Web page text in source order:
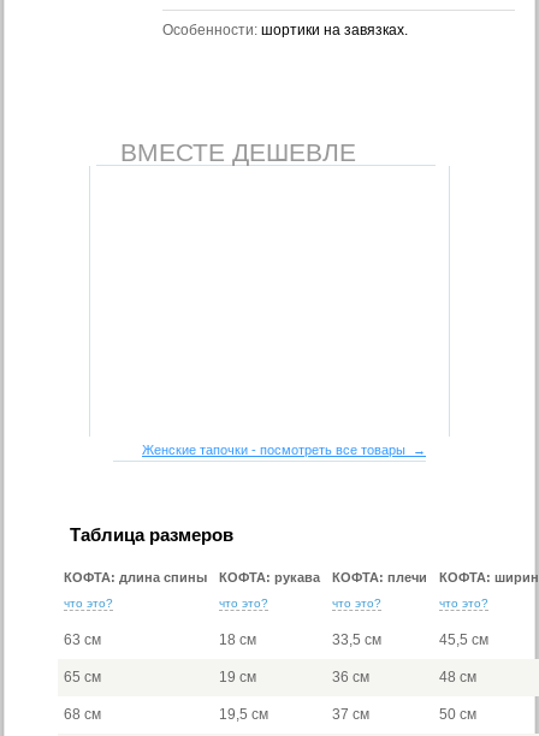
Особенности: шортики на завязках.
ВМЕСТЕ ДЕШЕВЛЕ
Женские тапочки - посмотреть все товары →
Таблица размеров
КОФТА: длина спины
что это?
КОФТА: рукава
что это?
КОФТА: плечи
что это?
КОФТА:
что это?
63 см 18 см 33,5 см 45,5 см
65 см 19 см 36 см 48 см
68 см 19,5 см 37 см 50 см